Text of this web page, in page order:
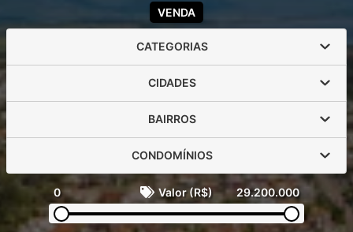
VENDA
CATEGORIAS
CIDADES
BAIRROS
CONDOMÍNIOS
0 Valor (R$) 29.200.000